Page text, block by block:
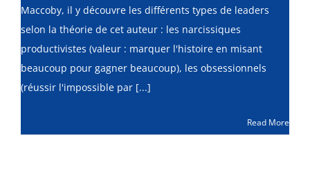
Maccoby, il y découvre les différents types de leaders
selon la théorie de cet auteur : les narcissiques
productivistes (valeur : marquer l'histoire en misant
beaucoup pour gagner beaucoup), les obsessionnels
(réussir l'impossible par [...]
Read More